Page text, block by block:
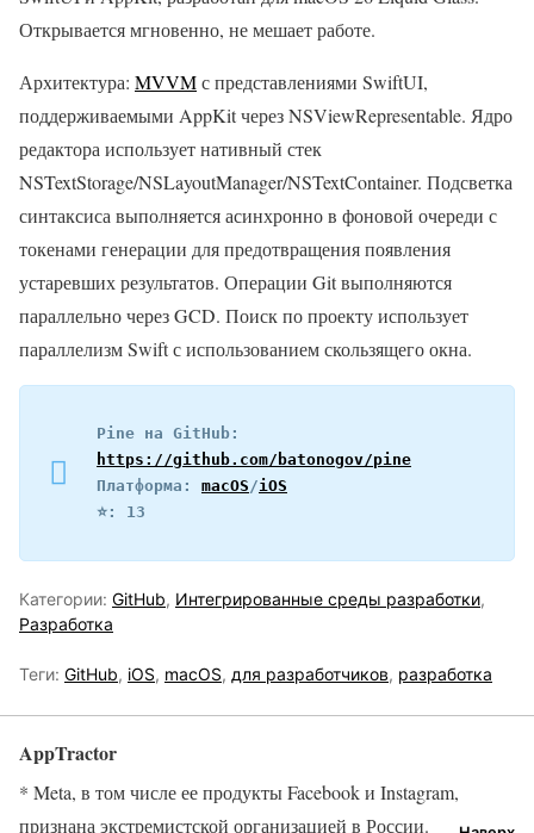
Открывается мгновенно, не мешает работе.
Архитектура: MVVMс представлениями SwiftUI,
поддерживаемыми AppKit через NSViewRepresentable. Ядро
редактора использует нативный стек
NSTextStorage/NSLayoutManager/NSTextContainer. Подсветка
синтаксиса выполняется асинхронно в фоновой очереди с
токенами генерации для предотвращения появления
устаревших результатов. Операции Git выполняются
параллельно через GCD. Поиск по проекту использует
параллелизм Swift с использованием скользящего окна.
https://github.com/batonogov/pine
Платформа: macOS /iOS
⭐️: 13
Категории: GitHub, Интегрированные среды разработки,
Разработка
Теги: GitHub, iOS, macOS, для разработчиков, разработка
AppTractor
* Meta, в том числе ее продукты Facebook и Instagram,
признана экстремистской организацией в России.